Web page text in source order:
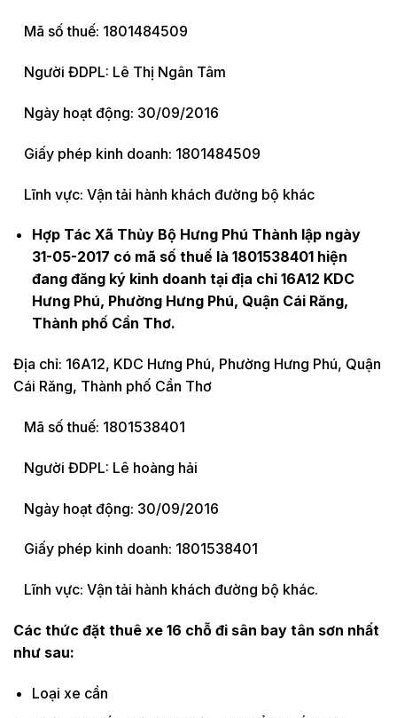
Mã số thuế: 1801484509
Người ĐDPL: Lê Thị Ngân Tâm
Ngày hoạt động: 30/09/2016
Giấy phép kinh doanh: 1801484509
Lĩnh vực: Vận tải hành khách đường bộ khác
Hợp Tác Xã Thủy Bộ Hưng Phú Thành lập ngày
31-05-2017 có mã số thuế là 1801538401 hiện
đang đăng ký kinh doanh tại địa chỉ 16A12 KDC
Hưng Phú, Phường Hưng Phú, Quận Cái Răng,
Thành phố Cần Thơ.
Địa chỉ: 16A12, KDC Hưng Phú, Phường Hưng Phú, Quận
Cái Răng, Thành phố Cần Thơ
Mã số thuế: 1801538401
Người ĐDPL: Lê hoàng hải
Ngày hoạt động: 30/09/2016
Giấy phép kinh doanh: 1801538401
Lĩnh vực: Vận tải hành khách đường bộ khác.
Các thức đặt thuê xe 16 chỗ đi sân bay tân sơn nhất
như sau:
Loại xe cần